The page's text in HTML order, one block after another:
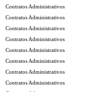
Contratos Administrativos
Contratos Administrativos
Contratos Administrativos
Contratos Administrativos
Contratos Administrativos
Contratos Administrativos
Contratos Administrativos
Contratos Administrativos